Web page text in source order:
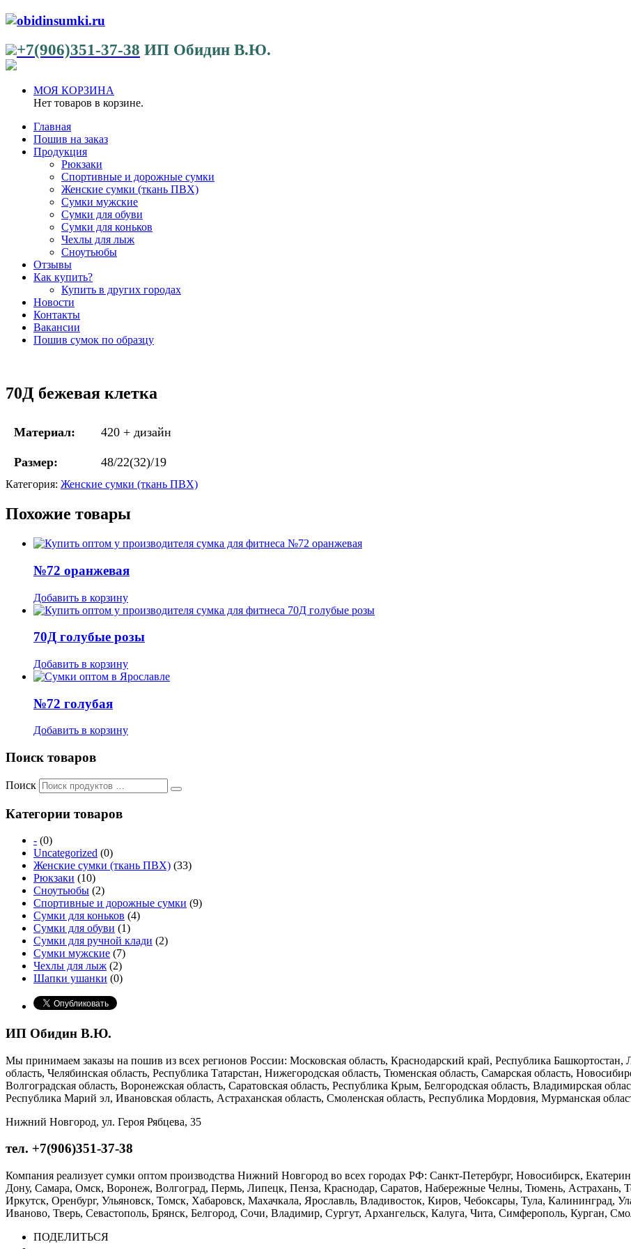
+7(906)351-37-38 ИП Обидин В.Ю.
МОЯ КОРЗИНА
Нет товаров в корзине.
Главная
Пошив на заказ
Продукция
Рюкзаки
Спортивные и дорожные сумки
Женские сумки (ткань ПВХ)
Сумки мужские
Сумки для обуви
Сумки для коньков
Чехлы для лыж
Сноутьюбы
Отзывы
Как купить?
Купить в других городах
Новости
Контакты
Вакансии
Пошив сумок по образцу
70Д бежевая клетка
Материал: 420 + дизайн
Размер: 48/22(32)/19
Категория: Женские сумки (ткань ПВХ)
Похожие товары
№72 оранжевая
Добавить в корзину
70Д голубые розы
Добавить в корзину
№72 голубая
Добавить в корзину
Поиск товаров
Поиск
Категории товаров
- (0)
Uncategorized (0)
Женские сумки (ткань ПВХ) (33)
Рюкзаки (10)
Сноутьюбы (2)
Спортивные и дорожные сумки (9)
Сумки для коньков (4)
Сумки для обуви (1)
Сумки для ручной клади (2)
Сумки мужские (7)
Чехлы для лыж (2)
Шапки ушанки (0)
ИП Обидин В.Ю.
Мы принимаем заказы на пошив из всех регионов России: Московская область, Краснодарский край, Республика Башкортостан,
область, Челябинская область, Республика Татарстан, Нижегородская область, Тюменская область, Самарская область,
Волгоградская область, Воронежская область, Саратовская область, Республика Крым, Белгородская область, Владимирская
Республика Марий эл, Ивановская область, Астраханская область, Смоленская область, Республика Мордовия, Мурманская
Нижний Новгород, ул. Героя Рябцева, 35
тел. +7(906)351-37-38
Компания реализует сумки оптом производства Нижний Новгород во всех городах РФ: Санкт-Петербург, Новосибирск,
Дону, Самара, Омск, Воронеж, Волгоград, Пермь, Липецк, Пенза, Краснодар, Саратов, Набережные Челны, Тюмень, Астрахань,
Иркутск, Оренбург, Ульяновск, Томск, Хабаровск, Махачкала, Ярославль, Владивосток, Киров, Чебоксары, Тула, Калининград,
Иваново, Тверь, Севастополь, Брянск, Белгород, Сочи, Владимир, Сургут, Архангельск, Калуга, Чита, Симферополь, Курган,
ПОДЕЛИТЬСЯ